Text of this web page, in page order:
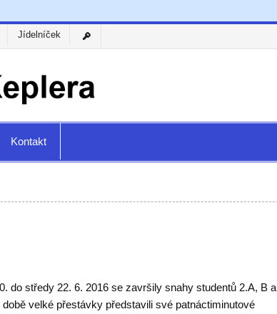
Jídelníček
Kontakt
do středy 22. 6. 2016 se završily snahy studentů 2.A, B a
velké přestávky představili své patnáctiminutové